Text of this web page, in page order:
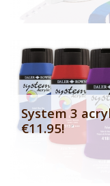
System 3 acrylverf 500ml! Nu slechts
€11.95!